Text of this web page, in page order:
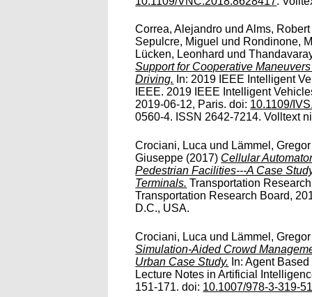
Correa, Alejandro undAlms, Robert
Sepulcre, Miguel und Rondinone,
Lücken, Leonhard und
Support for Cooperative
Driving. In: 2019 IEEE Intelligent
IEEE. 2019 IEEE Intelligent
2019-06-12, Paris. doi: 10.1109/
0560-4. ISSN 2642-7214. Volltext
Crociani, Luca und Lämmel, Gregor
Giuseppe (2017) Cellular
Pedestrian Facilities---A Case
Terminals. Transportation
Transportation Research Board,
D.C., USA.
Crociani, Luca und Lämmel, Gregor
Simulation-Aided Crowd
Urban Case Study. In: Agent
Lecture Notes in Artificial
151-171. doi: 10.1007/978-3-319-